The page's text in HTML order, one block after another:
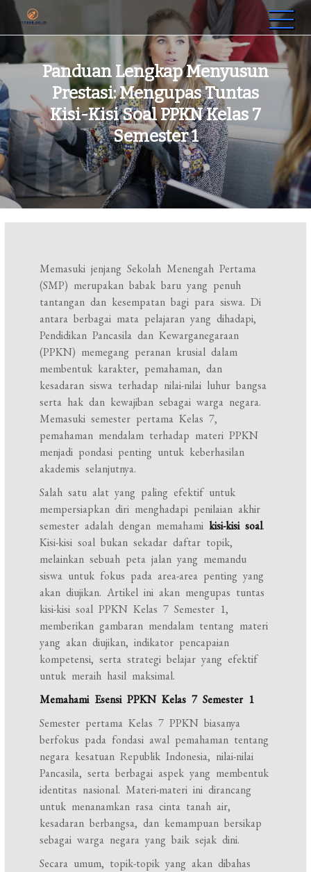
Skip
contentsttrbb.ac.id
Sekolah Tinggi Teknologi Riset Bumi Banua
Panduan Lengkap Menyusun
Prestasi: Mengupas Tuntas
Kisi-Kisi Soal PPKN Kelas 7
Semester 1
Memasuki jenjang Sekolah Menengah Pertama
(SMP) merupakan babak baru yang penuh
tantangan dan kesempatan bagi para siswa. Di
antara berbagai mata pelajaran yang dihadapi,
Pendidikan Pancasila dan Kewarganegaraan
(PPKN) memegang peranan krusial dalam
membentuk karakter, pemahaman, dan
kesadaran siswa terhadap nilai-nilai luhur bangsa
serta hak dan kewajiban sebagai warga negara.
Memasuki semester pertama Kelas 7,
pemahaman mendalam terhadap materi PPKN
menjadi pondasi penting untuk keberhasilan
akademis selanjutnya.
Salah satu alat yang paling efektif untuk
mempersiapkan diri menghadapi penilaian akhir
semester adalah dengan memahamikisi-kisi soal.
Kisi-kisi soal bukan sekadar daftar topik,
melainkan sebuah peta jalan yang memandu
siswa untuk fokus pada area-area penting yang
akan diujikan. Artikel ini akan mengupas tuntas
kisi-kisi soal PPKN Kelas 7 Semester 1,
memberikan gambaran mendalam tentang materi
yang akan diujikan, indikator pencapaian
kompetensi, serta strategi belajar yang efektif
untuk meraih hasil maksimal.
Memahami Esensi PPKN Kelas 7 Semester 1
Semester pertama Kelas 7 PPKN biasanya
berfokus pada fondasi awal pemahaman tentang
negara kesatuan Republik Indonesia, nilai-nilai
Pancasila, serta berbagai aspek yang membentuk
identitas nasional. Materi-materi ini dirancang
untuk menanamkan rasa cinta tanah air,
kesadaran berbangsa, dan kemampuan bersikap
sebagai warga negara yang baik sejak dini.
Secara umum, topik-topik yang akan dibahas